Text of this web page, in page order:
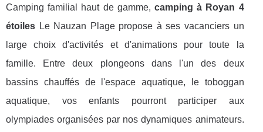
Camping familial haut de gamme, camping à Royan 4
étoiles Le Nauzan Plage propose à ses vacanciers un
large choix d'activités et d'animations pour toute la
famille. Entre deux plongeons dans l'un des deux
bassins chauffés de l'espace aquatique, le toboggan
aquatique, vos enfants pourront participer aux
olympiades organisées par nos dynamiques animateurs.